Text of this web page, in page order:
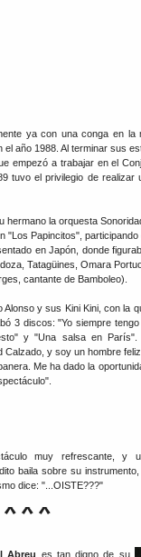
ya con una conga en
año 1988. Al terminar sus
empezó a trabajar en el
tuvo el privilegio de
hermano la orquesta
"Los Papincitos",
en Japón, donde
Tatagüines, Omara
cantante de Bamboleo).
Alonso y sus Kini Kini, con la
3 discos: "Yo siempre tengo
y "Una salsa en París".
Calzado, y soy un hombre
Me ha dado la
muy refrescante,
baila sobre su
dice: "...OISTE???"
***
Abreu es tan digno de su